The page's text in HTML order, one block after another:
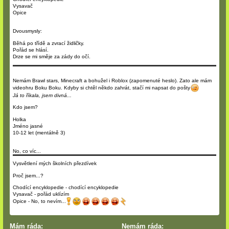
Vysavač
Opice
Dvousmysly:
Běhá po třídě a zvrací židličky.
Pořád se hlásí.
Drze se mi směje za zády do očí.
Nemám Brawl stars, Minecraft a bohužel i Roblox (zapomenuté heslo). Zato ale mám
videohru Boku Boku. Kdyby si chtěl někdo zahrát, stačí mi napsat do pošty
Já to říkala, jsem divná...
Kdo jsem?
Holka
Jméno jasné
10-12 let (mentálně 3)
No, co víc...
Vysvětlení mých školních přezdívek
Proč jsem...?
Chodící encyklopedie - chodící encyklopedie
Vysavač - pořád uklízím
Opice - No, to nevím...
Mám ráda: Nemám ráda: